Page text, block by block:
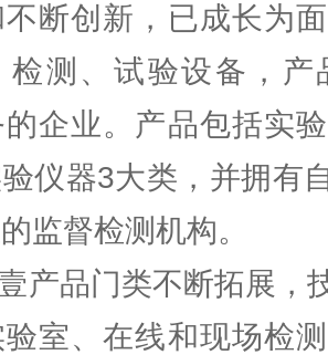
断创新，已成长为
检测、试验设备，
企业。产品包括实
仪器3大类，并拥有
监督检测机构。
产品门类不断拓展，
室、在线和现场检